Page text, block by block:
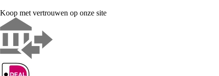
Koop met vertrouwen op onze site